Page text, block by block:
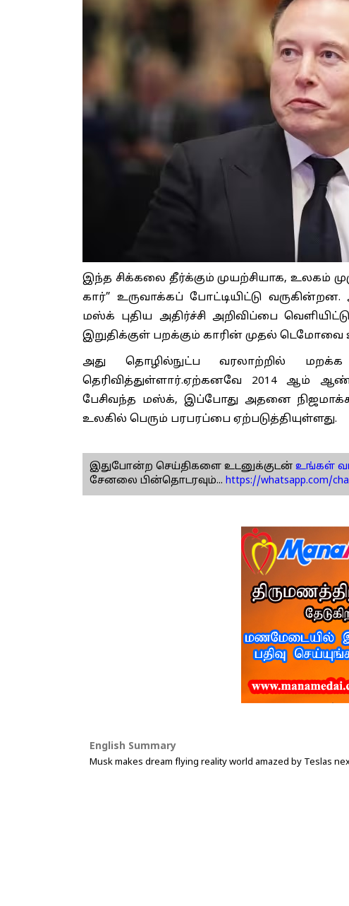
இந்த சிக்கலை தீர்க்கும் முயற்சியாக, உலகம்
கார்” உருவாக்கப் போட்டியிட்டு
மஸ்க் புதிய அதிர்ச்சி அறிவிப்பை
இறுதிக்குள் பறக்கும் காரின் முதல்
அது தொழில்நுட்ப வரலாற்றில் மறக்க
தெரிவித்துள்ளார்.ஏற்கனவே 2014 ஆம்
பேசிவந்த மஸ்க், இப்போது அதனை
உலகில் பெரும் பரபரப்பை ஏற்படுத்தியுள்ளது.
இதுபோன்ற செய்திகளை உடனுக்குடன் உங்கள்
சேனலை பின்தொடரவும்... https://whatsapp.com/
English Summary
Musk makes dream flying reality world amazed by Teslas